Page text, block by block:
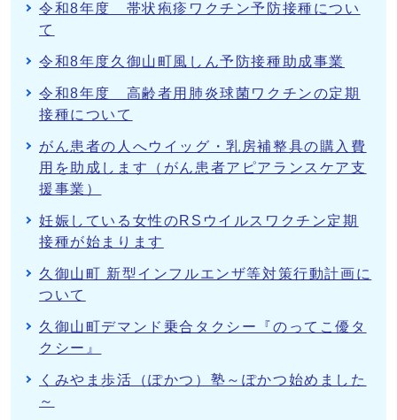
令和8年度 帯状疱疹ワクチン予防接種につい
て
令和8年度久御山町風しん予防接種助成事業
令和8年度 高齢者用肺炎球菌ワクチンの定期
接種について
がん患者の人へウイッグ・乳房補整具の購入費
用を助成します（がん患者アピアランスケア支
援事業）
妊娠している女性のRSウイルスワクチン定期
接種が始まります
久御山町 新型インフルエンザ等対策行動計画に
ついて
久御山町デマンド乗合タクシー『のってこ優タ
クシー』
くみやま歩活（ぽかつ）塾～ぽかつ始めました
～